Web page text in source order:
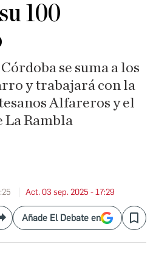
100
se suma a los
y trabajará con la
Alfareros y el
La Rambla
Act. 03 sep. 2025 - 17:29
CompartirAñade El Debate en Save